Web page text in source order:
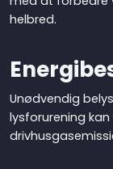
helbred.
Unødvendig
lysforurening